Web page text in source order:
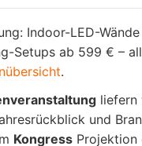
Indoor-LED-
Setups ab 599 € –
.
liefern
und
Kongress Projektion